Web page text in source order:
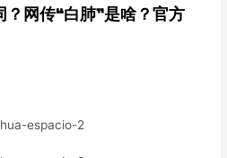
网传“白肺”是啥？官方